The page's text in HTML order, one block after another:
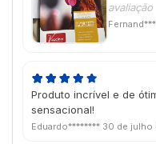
avaliação
Produto incrível e de
sensacional!
Eduardo******** 30 de julho